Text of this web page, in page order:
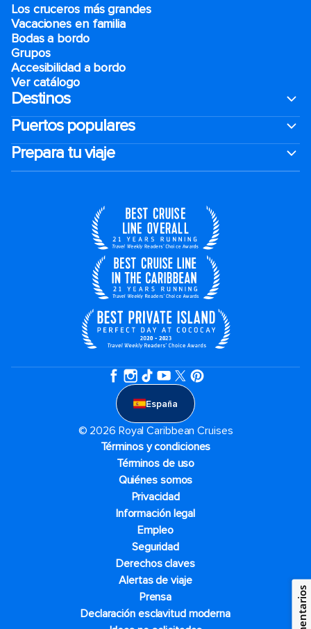
Los cruceros más grandes
Vacaciones en familia
Bodas a bordo
Grupos
Accesibilidad a bordo
Ver catálogo
Destinos
Puertos populares
Prepara tu viaje
España
© 2026 Royal Caribbean Cruises
Términos y condiciones
Términos de uso
Quiénes somos
Privacidad
Información legal
Empleo
Seguridad
Derechos claves
Alertas de viaje
Prensa
Declaración esclavitud moderna